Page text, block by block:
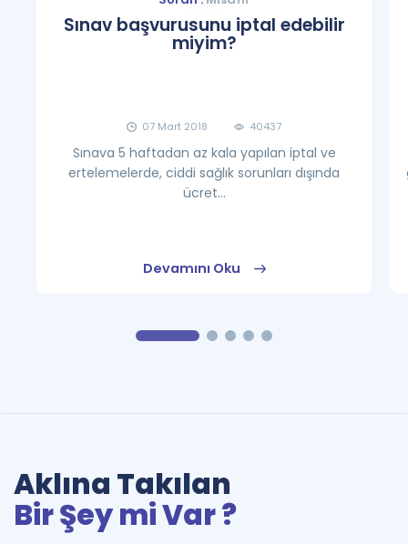
Sınav başvurusunu iptal edebilir
miyim?
07 Mart 2018 40437
Sınava 5 haftadan az kala yapılan iptal ve
ertelemelerde, ciddi sağlık sorunları dışında
ücret...
Devamını Oku
Aklına Takılan
Bir Şey mi Var ?